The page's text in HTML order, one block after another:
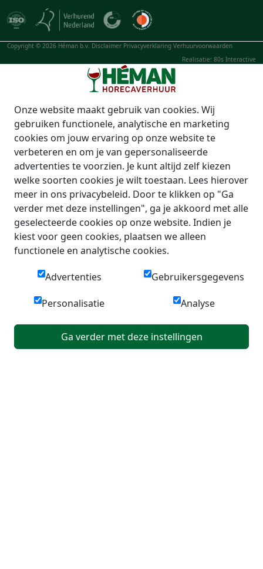
Copyright © 2026 Héman b.v. Disclaimer Privacyverklaring Verhuurvoorwaarden
Realisatie: 80s Interactive
Onze website maakt gebruik van cookies. Wij
gebruiken functionele, analytische en marketing
cookies om jouw ervaring op onze website te
verbeteren en om je van gepersonaliseerde
advertenties te voorzien. Je kunt altijd zelf kiezen
welke soorten cookies je wilt toestaan. Lees hierover
meer in ons privacybeleid. Door te klikken op "Ga
verder met deze instellingen", ga je akkoord met alle
geselecteerde cookies op onze website. Indien je
kiest voor geen cookies, plaatsen we alleen
functionele en analytische cookies.
Advertenties Gebruikersgegevens
Personalisatie Analyse
Ga verder met deze instellingen